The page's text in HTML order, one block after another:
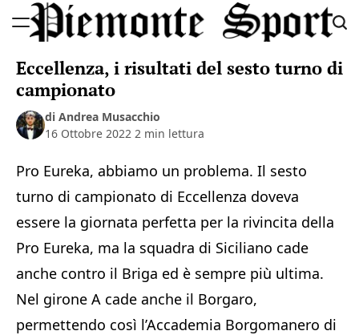
to
Sport
Eccellenza, i risultati del sesto turno di
campionato
di Andrea Musacchio
16 Ottobre 2022 2 min lettura
Pro Eureka, abbiamo un problema. Il sesto
turno di campionato di Eccellenza doveva
essere la giornata perfetta per la rivincita della
Pro Eureka, ma la squadra di Siciliano cade
anche contro il Briga ed è sempre più ultima.
Nel girone A cade anche il Borgaro,
permettendo così l’Accademia Borgomanero di